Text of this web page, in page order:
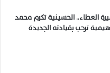
العطاء.. الحسينية تكرم محمد
ترحب بقيادته الجديدة